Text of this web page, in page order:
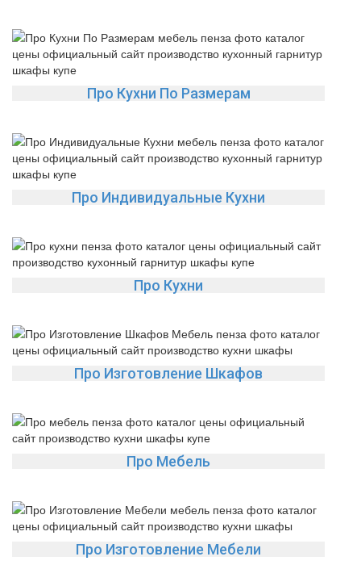
Про Кухни По Размерам
Про Индивидуальные Кухни
Про Кухни
Про Изготовление Шкафов
Про Мебель
Про Изготовление Мебели